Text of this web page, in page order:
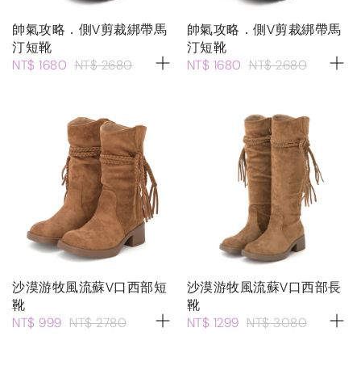
帥氣攻略．側V剪裁綁帶馬
汀短靴
NT$ 1680 NT$ 2680
帥氣攻略．側V剪裁綁帶馬
汀短靴
NT$ 1680 NT$ 2680
沙漠游牧風流蘇V口西部短
靴
NT$ 999 NT$ 2780
沙漠游牧風流蘇V口西部長
靴
NT$ 1299 NT$ 3080